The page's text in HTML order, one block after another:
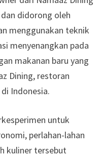
didorong oleh
menggunakan teknik
menyenangkan pada
makanan baru yang
Dining, restoran
Indonesia.
untuk
perlahan-lahan
kuliner tersebut